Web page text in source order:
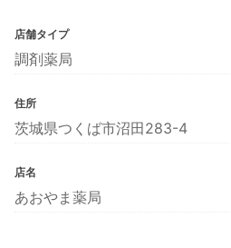
店舗タイプ
調剤薬局
住所
茨城県つくば市沼田283-4
店名
あおやま薬局